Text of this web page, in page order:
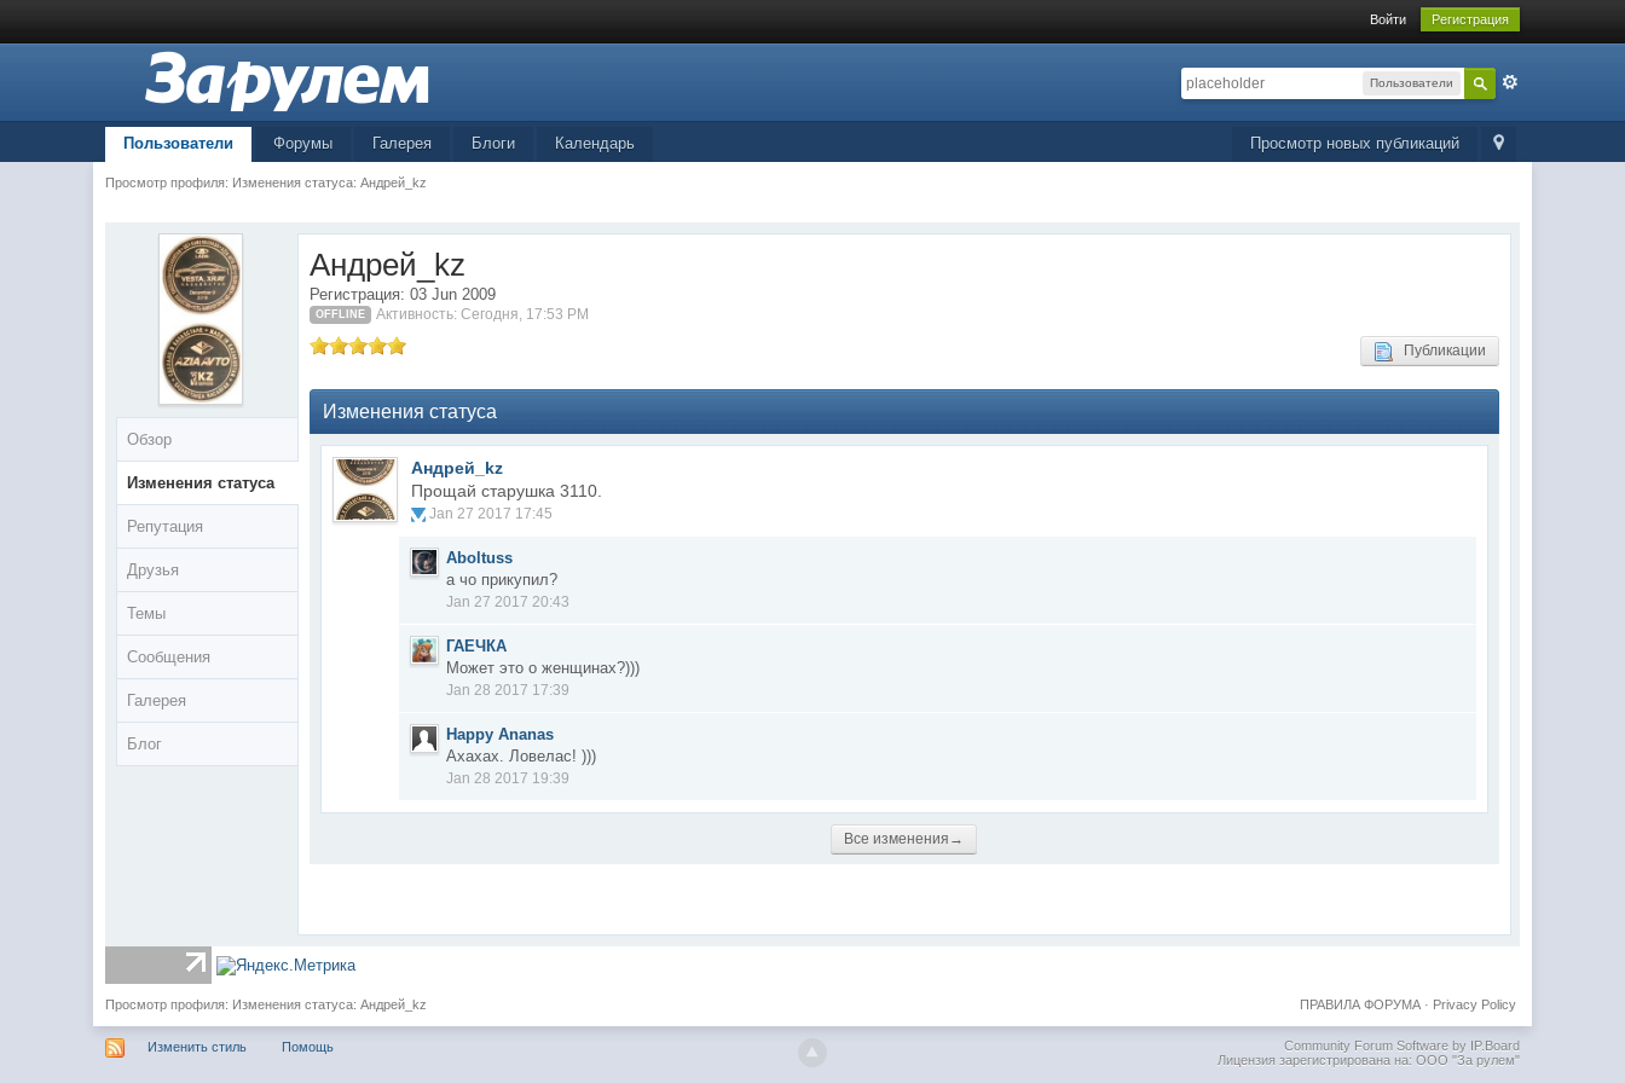
Войти Регистрация
Пользователи
Просмотр новых публикаций
Пользователи Форумы Галерея Блоги Календарь
Просмотр профиля: Изменения статуса: Андрей_kz
Обзор
Изменения статуса
Репутация
Друзья
Темы
Сообщения
Галерея
Блог
Андрей_kz
Регистрация: 03 Jun 2009
OFFLINE Активность: Сегодня, 17:53 PM
Публикации
Изменения статуса
Андрей_kz
Прощай старушка 3110.
Jan 27 2017 17:45
Aboltuss
а чо прикупил?
Jan 27 2017 20:43
ГАЕЧКА
Может это о женщинах?)))
Jan 28 2017 17:39
Happy Ananas
Ахахах. Ловелас! )))
Jan 28 2017 19:39
Все изменения→
Просмотр профиля: Изменения статуса: Андрей_kz Privacy Policy
ПРАВИЛА ФОРУМА·
Изменить стиль Помощь
Community Forum Software by IP.Board
Лицензия зарегистрирована на: ООО "За рулем"